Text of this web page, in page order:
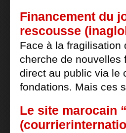
Financement du
rescousse
Face à la fragilisation
cherche de nouvelles
direct au public via le
fondations. Mais ces
Le site marocain